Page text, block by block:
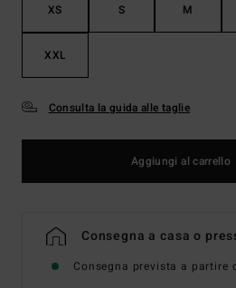
XS S M
XXL
Consulta la guida alle taglie
Aggiungi al carrello
Consegna a casa o
Consegna prevista a partire